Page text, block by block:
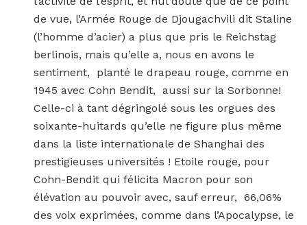
de vue, l’Armée Rouge de Djougachvili dit Staline
(l’homme d’acier) a plus que pris le Reichstag
berlinois, mais qu’elle a, nous en avons le
sentiment, planté le drapeau rouge, comme en
1945 avec Cohn Bendit, aussi sur la Sorbonne!
Celle-ci à tant dégringolé sous les orgues des
soixante-huitards qu’elle ne figure plus même
dans la liste internationale de Shanghai des
prestigieuses universités ! Etoile rouge, pour
Cohn-Bendit qui félicita Macron pour son
élévation au pouvoir avec, sauf erreur, 66,06%
des voix exprimées, comme dans l’Apocalypse, le